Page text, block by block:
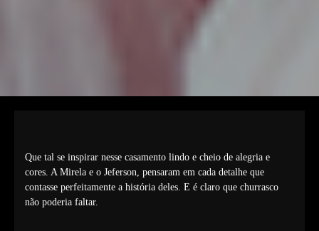
Que tal se inspirar nesse casamento lindo e cheio de alegria e
cores. A Mirela e o Jeferson, pensaram em cada detalhe que
contasse perfeitamente a história deles. E é claro que churrasco
não poderia faltar.